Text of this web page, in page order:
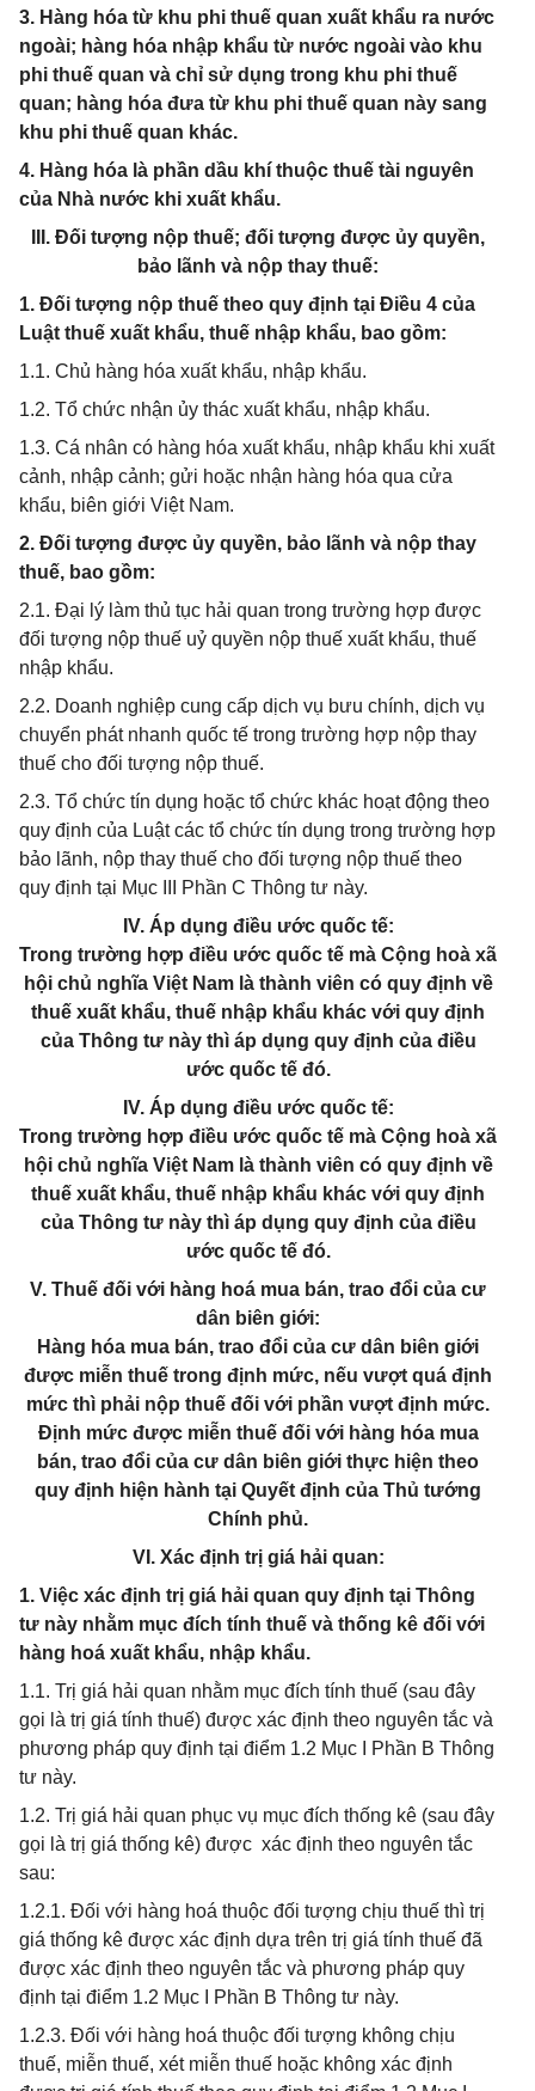
3. Hàng hóa từ khu phi thuế quan xuất khẩu ra nước
ngoài; hàng hóa nhập khẩu từ nước ngoài vào khu
phi thuế quan và chỉ sử dụng trong khu phi thuế
quan; hàng hóa đưa từ khu phi thuế quan này sang
khu phi thuế quan khác.
4. Hàng hóa là phần dầu khí thuộc thuế tài nguyên
của Nhà nước khi xuất khẩu.
III. Đối tượng nộp thuế; đối tượng được ủy quyền,
bảo lãnh và nộp thay thuế:
1. Đối tượng nộp thuế theo quy định tại Điều 4 của
Luật thuế xuất khẩu, thuế nhập khẩu, bao gồm:
1.1. Chủ hàng hóa xuất khẩu, nhập khẩu.
1.2. Tổ chức nhận ủy thác xuất khẩu, nhập khẩu.
1.3. Cá nhân có hàng hóa xuất khẩu, nhập khẩu khi xuất
cảnh, nhập cảnh; gửi hoặc nhận hàng hóa qua cửa
khẩu, biên giới Việt Nam.
2. Đối tượng được ủy quyền, bảo lãnh và nộp thay
thuế, bao gồm:
2.1. Đại lý làm thủ tục hải quan trong trường hợp được
đối tượng nộp thuế uỷ quyền nộp thuế xuất khẩu, thuế
nhập khẩu.
2.2. Doanh nghiệp cung cấp dịch vụ bưu chính, dịch vụ
chuyển phát nhanh quốc tế trong trường hợp nộp thay
thuế cho đối tượng nộp thuế.
2.3. Tổ chức tín dụng hoặc tổ chức khác hoạt động theo
quy định của Luật các tổ chức tín dụng trong trường hợp
bảo lãnh, nộp thay thuế cho đối tượng nộp thuế theo
quy định tại Mục III Phần C Thông tư này.
IV. Áp dụng điều ước quốc tế:
Trong trường hợp điều ước quốc tế mà Cộng hoà xã
hội chủ nghĩa Việt Nam là thành viên có quy định về
thuế xuất khẩu, thuế nhập khẩu khác với quy định
của Thông tư này thì áp dụng quy định của điều
ước quốc tế đó.
IV. Áp dụng điều ước quốc tế:
Trong trường hợp điều ước quốc tế mà Cộng hoà xã
hội chủ nghĩa Việt Nam là thành viên có quy định về
thuế xuất khẩu, thuế nhập khẩu khác với quy định
của Thông tư này thì áp dụng quy định của điều
ước quốc tế đó.
V. Thuế đối với hàng hoá mua bán, trao đổi của cư
dân biên giới:
Hàng hóa mua bán, trao đổi của cư dân biên giới
được miễn thuế trong định mức, nếu vượt quá định
mức thì phải nộp thuế đối với phần vượt định mức.
Định mức được miễn thuế đối với hàng hóa mua
bán, trao đổi của cư dân biên giới thực hiện theo
quy định hiện hành tại Quyết định của Thủ tướng
Chính phủ.
VI. Xác định trị giá hải quan:
1. Việc xác định trị giá hải quan quy định tại Thông
tư này nhằm mục đích tính thuế và thống kê đối với
hàng hoá xuất khẩu, nhập khẩu.
1.1. Trị giá hải quan nhằm mục đích tính thuế (sau đây
gọi là trị giá tính thuế) được xác định theo nguyên tắc và
phương pháp quy định tại điểm 1.2 Mục I Phần B Thông
tư này.
1.2. Trị giá hải quan phục vụ mục đích thống kê (sau đây
gọi là trị giá thống kê) được xác định theo nguyên tắc
sau:
1.2.1. Đối với hàng hoá thuộc đối tượng chịu thuế thì trị
giá thống kê được xác định dựa trên trị giá tính thuế đã
được xác định theo nguyên tắc và phương pháp quy
định tại điểm 1.2 Mục I Phần B Thông tư này.
1.2.3. Đối với hàng hoá thuộc đối tượng không chịu
thuế, miễn thuế, xét miễn thuế hoặc không xác định